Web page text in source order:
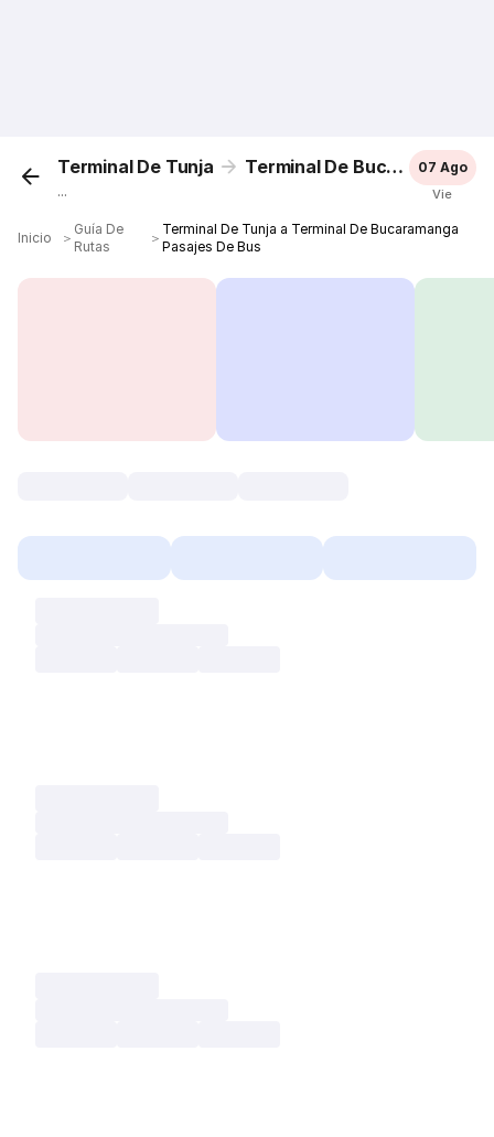
Terminal De Tunja Terminal De Bucaramanga
...
07 Ago
Vie
Inicio ＞
Guía De
Rutas
＞
Terminal De Tunja a Terminal De Bucaramanga
Pasajes De Bus